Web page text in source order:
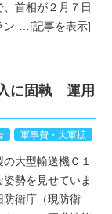
首相が２月７日
ン … [記事を表示]
に固執 運用
軍事費・大軍拡
大型輸送機Ｃ１
姿勢を見せていま
防衛庁（現防衛